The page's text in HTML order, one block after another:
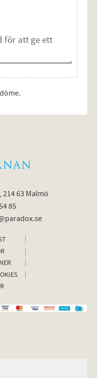
63 Malmö
85